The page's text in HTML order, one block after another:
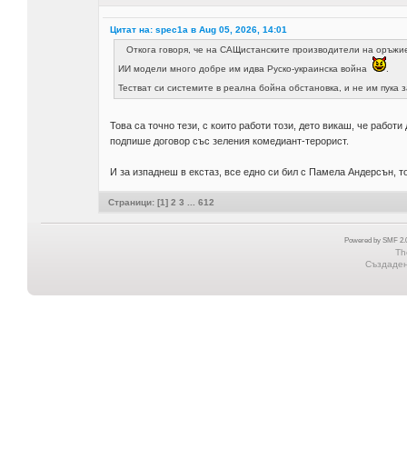
Цитат на: spec1a в Aug 05, 2026, 14:01
Откога говоря, че на САЩистанските производители на
ИИ модели много добре им идва Руско-украинска война
.
Тестват си системите в реална бойна обстановка, и не им пука
Това са точно тези, с които работи този, дето викаш, че
подпише договор със зеления комедиант-терорист.
И за изпаднеш в екстаз, все едно си бил с Памела Андерсън,
Страници: [1] 2 3 612
Powered by SMF